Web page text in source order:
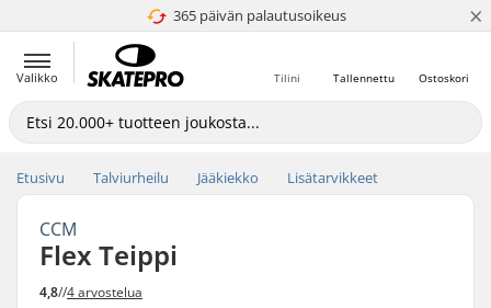
365 päivän palautusoikeus
4.8 / 5 ×
Valikko Ostoskori
Tallennettu
Tilini
Etusivu Talviurheilu Jääkiekko Lisätarvikkeet
CCM
Flex Teippi
4,8//4 arvostelua